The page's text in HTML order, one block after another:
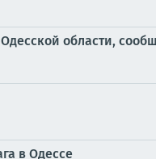
области,
в Одессе